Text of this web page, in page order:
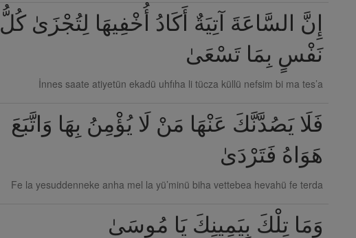
إِنَّ السَّاعَةَ آتِيَةٌ أَكَادُ أُخْفِيهَا لِتُجْزَىٰ كُلُّ
نَفْسٍ بِمَا تَسْعَىٰ
İnnes saate atiyetün ekadü uhfıha li tücza küllü nefsim bi ma tes’a
فَلَا يَصُدَّنَّكَ عَنْهَا مَنْ لَا يُؤْمِنُ بِهَا وَاتَّبَعَ
هَوَاهُ فَتَرْدَىٰ
Fe la yesuddenneke anha mel la yü’minü biha vettebea hevahü fe terda
وَمَا تِلْكَ بِيَمِينِكَ يَا مُوسَىٰ